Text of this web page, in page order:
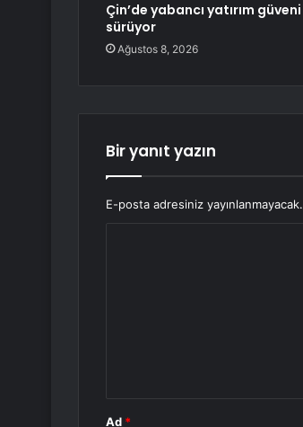
Çin’de yabancı yatırım güveni
sürüyor
Ağustos 8, 2026
Bir yanıt yazın
E-posta adresiniz yayınlanmayacak.
Ad *